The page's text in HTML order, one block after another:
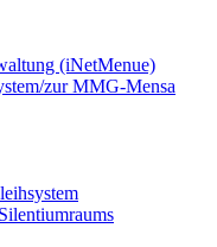
(iNetMenue)
zur MMG-Mensa